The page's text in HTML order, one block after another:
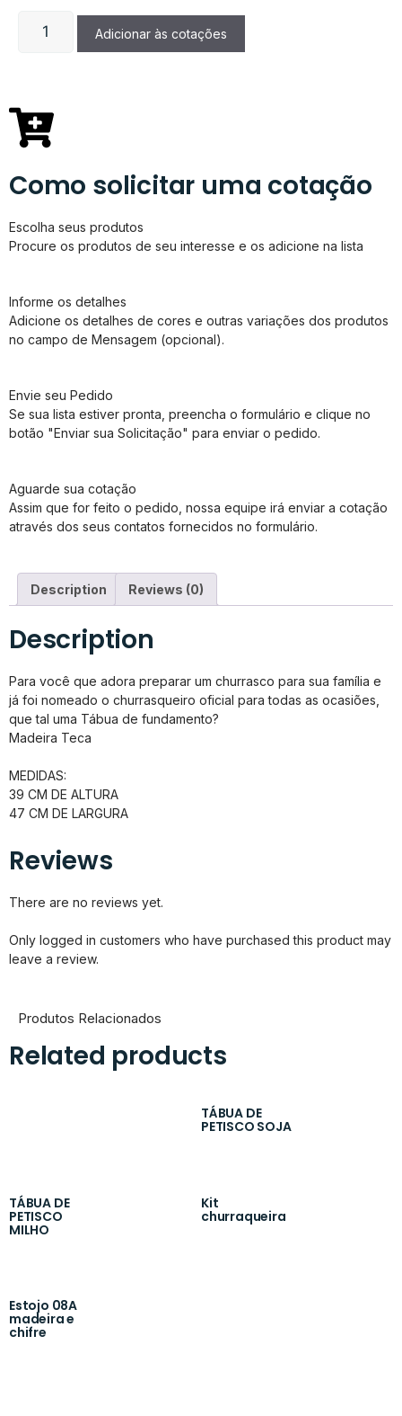
Adicionar às cotações
Como solicitar uma cotação
Escolha seus produtos
Procure os produtos de seu interesse e os adicione na lista
Informe os detalhes
Adicione os detalhes de cores e outras variações dos produtos
no campo de Mensagem (opcional).
Envie seu Pedido
Se sua lista estiver pronta, preencha o formulário e clique no
botão "Enviar sua Solicitação" para enviar o pedido.
Aguarde sua cotação
Assim que for feito o pedido, nossa equipe irá enviar a cotação
através dos seus contatos fornecidos no formulário.
Description Reviews (0)
Description
Para você que adora preparar um churrasco para sua família e
já foi nomeado o churrasqueiro oficial para todas as ocasiões,
que tal uma Tábua de fundamento?
Madeira Teca
MEDIDAS:
39 CM DE ALTURA
47 CM DE LARGURA
Reviews
There are no reviews yet.
Only logged in customers who have purchased this product may
leave a review.
Produtos Relacionados
Related products
TÁBUA DE
PETISCO SOJA
TÁBUA DE
PETISCO
MILHO
Kit
churraqueira
Estojo 08A
madeira e
chifre